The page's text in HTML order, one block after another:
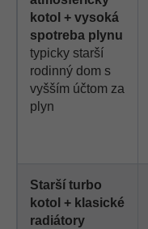
kotol + vysoká
spotreba plynu
typicky starší
rodinný dom s
vyšším účtom za
plyn
Starší turbo
kotol + klasické
radiátory